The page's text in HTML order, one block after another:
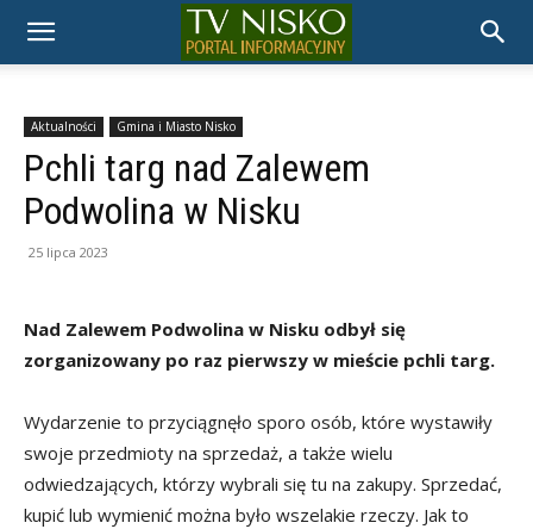
TELEWIZJA
NISKO
Aktualności Gmina i Miasto Nisko
Pchli targ nad Zalewem
Podwolina w Nisku
25 lipca 2023
Nad Zalewem Podwolina w Nisku odbył się
zorganizowany po raz pierwszy w mieście pchli targ.
Wydarzenie to przyciągnęło sporo osób, które wystawiły
swoje przedmioty na sprzedaż, a także wielu
odwiedzających, którzy wybrali się tu na zakupy. Sprzedać,
kupić lub wymienić można było wszelakie rzeczy. Jak to